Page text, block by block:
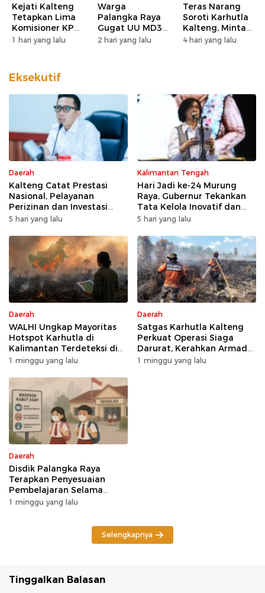
Kejati Kalteng
Tetapkan Lima
Komisioner KPU
Kotim sebagai
1 hari yang lalu
Warga
Palangka Raya
Gugat UU MD3
dan UU P3 ke
2 hari yang lalu
Teras Narang
Soroti Karhutla
Kalteng, Minta
Pengawasan
4 hari yang lalu
Eksekutif
Daerah
Kalteng Catat Prestasi
Nasional, Pelayanan
Perizinan dan Investasi
Raih Predikat Sangat Baik
5 hari yang lalu
Kalimantan Tengah
Hari Jadi ke-24 Murung
Raya, Gubernur Tekankan
Tata Kelola Inovatif dan
Kesiapsiagaan Karhutla
5 hari yang lalu
Daerah
WALHI Ungkap Mayoritas
Hotspot Karhutla di
Kalimantan Terdeteksi di
Area Konsesi
1 minggu yang lalu
Daerah
Satgas Karhutla Kalteng
Perkuat Operasi Siaga
Darurat, Kerahkan Armada
Udara dan Darat
1 minggu yang lalu
Daerah
Disdik Palangka Raya
Terapkan Penyesuaian
Pembelajaran Selama
Potensi Karhutla
1 minggu yang lalu
Selengkapnya
Tinggalkan Balasan